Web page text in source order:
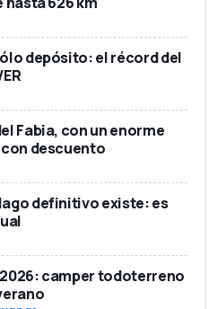
depósito: el récord del
Fabia, con un enorme
descuento
definitivo existe: es
2026: camper todoterreno